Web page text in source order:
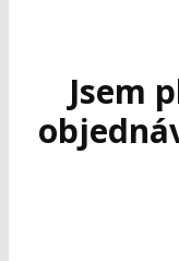
Jsem